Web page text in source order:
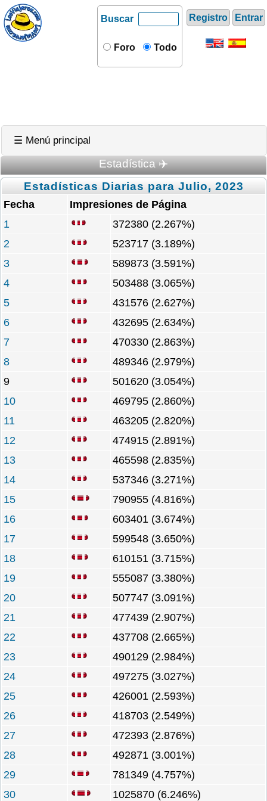
Registro Entrar
Buscar
Foro Todo
☰ Menú principal
Estadística ✈️
Estadísticas Diarias para Julio, 2023
Fecha
Impresiones de Página
1
372380 (2.267%)
2
523717 (3.189%)
3
589873 (3.591%)
4
503488 (3.065%)
5
431576 (2.627%)
6
432695 (2.634%)
7
470330 (2.863%)
8
489346 (2.979%)
9
501620 (3.054%)
10
469795 (2.860%)
11
463205 (2.820%)
12
474915 (2.891%)
13
465598 (2.835%)
14
537346 (3.271%)
15
790955 (4.816%)
16
603401 (3.674%)
17
599548 (3.650%)
18
610151 (3.715%)
19
555087 (3.380%)
20
507747 (3.091%)
21
477439 (2.907%)
22
437708 (2.665%)
23
490129 (2.984%)
24
497275 (3.027%)
25
426001 (2.593%)
26
418703 (2.549%)
27
472393 (2.876%)
28
492871 (3.001%)
29
781349 (4.757%)
30
1025870 (6.246%)